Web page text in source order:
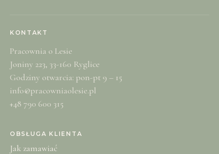
KONTAKT
Pracownia o Lesie
Joniny 223, 33-160 Ryglice
Godziny otwarcia: pon-pt 9 – 15
info@pracowniaolesie.pl
+48 790 600 315
OBSŁUGA KLIENTA
Jak zamawiać